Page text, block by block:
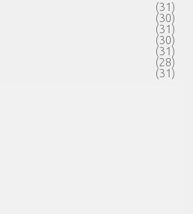
(31)
(30)
(31)
(30)
(31)
(28)
(31)